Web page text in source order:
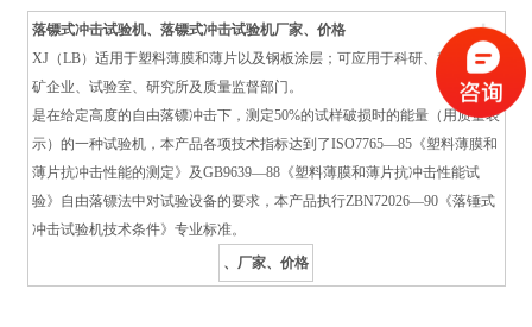
+
落镖式冲击试验机、落镖式冲击试验机厂家、价格
XJ（LB）适用于塑料薄膜和薄片以及钢板涂层；可应用于科研、教学、工
矿企业、试验室、研究所及质量监督部门。
是在给定高度的自由落镖冲击下，测定50%的试样破损时的能量（用质量表
示）的一种试验机，本产品各项技术指标达到了ISO7765—85《塑料薄膜和
薄片抗冲击性能的测定》及GB9639—88《塑料薄膜和薄片抗冲击性能试
验》自由落镖法中对试验设备的要求，本产品执行ZBN72026—90《落锤式
冲击试验机技术条件》专业标准。
、厂家、价格